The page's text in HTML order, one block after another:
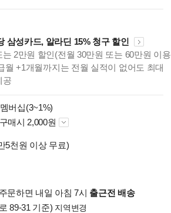
삼성카드, 알라딘 15% 청구 할인
는 2만원 할인(전월 30만원 또는 60만원 이용
월 +1개월까지는 전월 실적이 없어도 최대
공
멤버십(3~1%)
매시 2,000원
5천원 이상 무료)
문하면 내일 아침 7시 출근전 배송
89-31 기준) 지역변경